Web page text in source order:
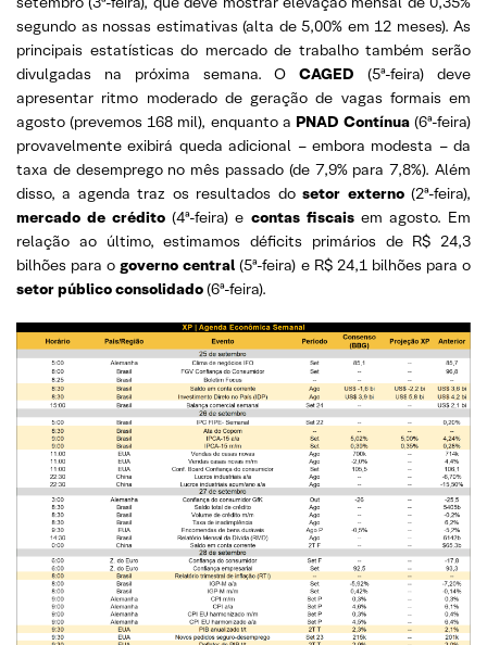
segundo as nossas estimativas (alta de 5,00% em 12 meses). As
principais estatísticas do mercado de trabalho também serão
divulgadas na próxima semana. OCAGED(5ª-feira) deve
apresentar ritmo moderado de geração de vagas formais em
agosto (prevemos 168 mil), enquanto a PNAD Contínua(6ª-feira)
provavelmente exibirá queda adicional – embora modesta – da
taxa de desemprego no mês passado (de 7,9% para 7,8%). Além
disso, a agenda traz os resultados dosetor externo(2ª-feira),
mercado de crédito (4ª-feira) e contas fiscaisem agosto. Em
relação ao último, estimamos déficits primários de R$ 24,3
bilhões para o governo central (5ª-feira) e R$ 24,1 bilhões para o
setor público consolidado(6ª-feira).